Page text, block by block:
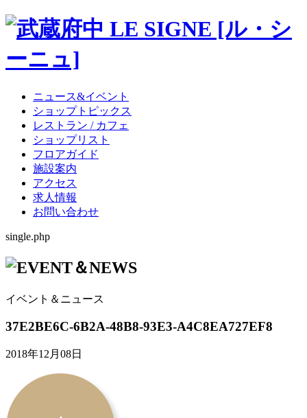
ニュース&イベント
ショップトピックス
レストラン / カフェ
ショップリスト
フロアガイド
施設案内
アクセス
求人情報
お問い合わせ
single.php
イベント＆ニュース
37E2BE6C-6B2A-48B8-93E3-A4C8EA727EF8
2018年12月08日